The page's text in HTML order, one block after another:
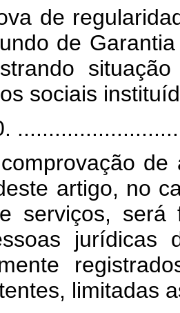
de
de
sociais
artigo, no
serviços, será
jurídicas
limitadas